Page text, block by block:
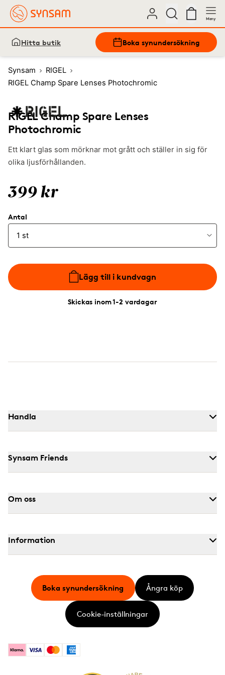
Meny
Hitta butik Boka synundersökning
Synsam
RIGEL
RIGEL Champ Spare Lenses Photochromic
RIGEL Champ Spare Lenses
Photochromic
Ett klart glas som mörknar mot grått och ställer in sig för
olika ljusförhållanden.
399 kr
Antal
Lägg till i kundvagn
Skickas inom 1-2 vardagar
Handla
Synsam Friends
Om oss
Information
KlarnaVisa MastercardAmerican Express
Boka synundersökning Ångra köp
Cookie-inställningar